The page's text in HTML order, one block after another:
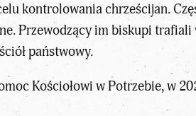
kontrolowania chrześcijan.
Przewodzący im biskupi
państwowy.
Kościołowi w Potrzebie, w